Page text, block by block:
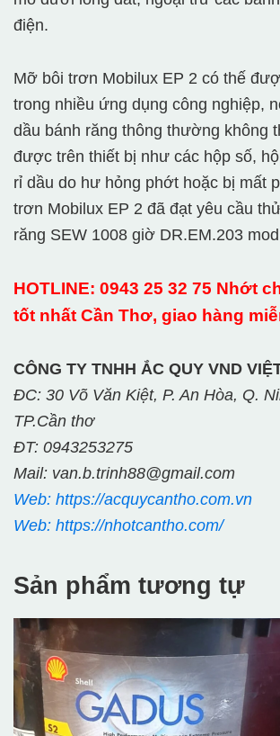
điện.
Mỡ bôi trơn Mobilux EP 2 có thế
trong nhiều ứng dụng công nghiệp,
dầu bánh răng thông thường không
được trên thiết bị như các hộp số,
rỉ dầu do hư hỏng phớt hoặc bị mất
trơn Mobilux EP 2 đã đạt yêu cầu
răng SEW 1008 giờ DR.EM.203
HOTLINE: 0943 25 32 75 Nhớt
tốt nhất Cần Thơ, giao hàng
CÔNG TY TNHH ẮC QUY VND
ĐC: 30 Võ Văn Kiệt, P. An Hòa, Q.
TP.Cần thơ
ĐT: 0943253275
Mail: van.b.trinh88@gmail.com
Web: https://acquycantho.com.vn
Web: https://nhotcantho.com/
Sản phẩm tương tự